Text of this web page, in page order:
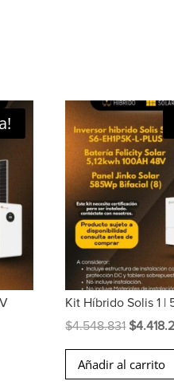
Kit Híbrido Solis 1 |
$4.548.831 El
original
$
Añadir al carrito